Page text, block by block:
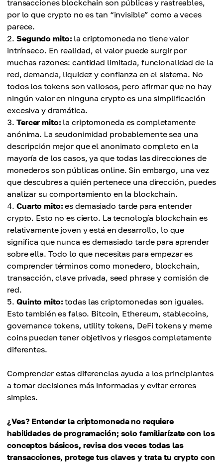
transacciones blockchain son públicas y rastreables,
por lo que crypto no es tan “invisible” como a veces
parece.
Segundo mito: la criptomoneda no tiene valor
intrínseco. En realidad, el valor puede surgir por
muchas razones: cantidad limitada, funcionalidad de la
red, demanda, liquidez y confianza en el sistema. No
todos los tokens son valiosos, pero afirmar que no hay
ningún valor en ninguna crypto es una simplificación
excesiva y dramática.
Tercer mito: la criptomoneda es completamente
anónima. La seudonimidad probablemente sea una
descripción mejor que el anonimato completo en la
mayoría de los casos, ya que todas las direcciones de
monederos son públicas online. Sin embargo, una vez
que descubres a quién pertenece una dirección, puedes
analizar su comportamiento en la blockchain.
Cuarto mito: es demasiado tarde para entender
crypto. Esto no es cierto. La tecnología blockchain es
relativamente joven y está en desarrollo, lo que
significa que nunca es demasiado tarde para aprender
sobre ella. Todo lo que necesitas para empezar es
comprender términos como monedero, blockchain,
transacción, clave privada, seed phrase y comisión de
red.
Quinto mito: todas las criptomonedas son iguales.
Esto también es falso. Bitcoin, Ethereum, stablecoins,
governance tokens, utility tokens, DeFi tokens y meme
coins pueden tener objetivos y riesgos completamente
diferentes.
Comprender estas diferencias ayuda a los principiantes
a tomar decisiones más informadas y evitar errores
simples.
¿Ves? Entender la criptomoneda no requiere
habilidades de programación; solo familiarízate con los
conceptos básicos, revisa dos veces todas las
transacciones, protege tus claves y trata tu crypto con